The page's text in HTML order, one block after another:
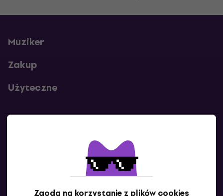
Zgoda na korzystanie z plików cookies
Muziker
Zakup
Użyteczne
Skontaktuj się z nami